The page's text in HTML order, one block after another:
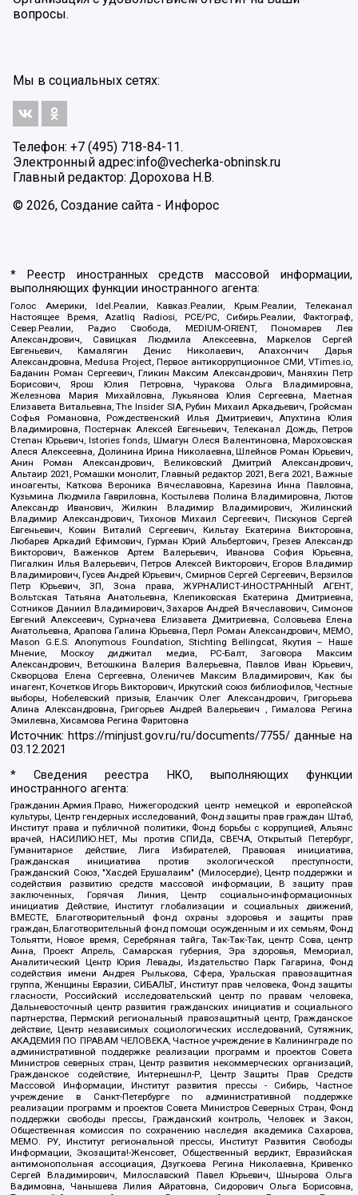
вопросы.
Мы в социальных сетях:
Телефон: +7 (495) 718-84-11.
Электронный адрес:info@vecherka-obninsk.ru
Главный редактор: Дорохова Н.В.
© 2026, Создание сайта - Инфорос
* Реестр иностранных средств массовой информации,
выполняющих функции иностранного агента:
Голос Америки, Idel.Реалии, Кавказ.Реалии, Крым.Реалии, Телеканал
Настоящее Время, Azatliq Radiosi, PCE/PC, Сибирь.Реалии, Фактограф,
Север.Реалии, Радио Свобода, MEDIUM-ORIENT, Пономарев Лев
Александрович, Савицкая Людмила Алексеевна, Маркелов Сергей
Евгеньевич, Камалягин Денис Николаевич, Апахончич Дарья
Александровна, Medusa Project, Первое антикоррупционное СМИ, VTimes.io,
Баданин Роман Сергеевич, Гликин Максим Александрович, Маняхин Петр
Борисович, Ярош Юлия Петровна, Чуракова Ольга Владимировна,
Железнова Мария Михайловна, Лукьянова Юлия Сергеевна, Маетная
Елизавета Витальевна, The Insider SIA, Рубин Михаил Аркадьевич, Гройсман
Софья Романовна, Рождественский Илья Дмитриевич, Апухтина Юлия
Владимировна, Постернак Алексей Евгеньевич, Телеканал Дождь, Петров
Степан Юрьевич, Istories fonds, Шмагун Олеся Валентиновна, Мароховская
Алеся Алексеевна, Долинина Ирина Николаевна, Шлейнов Роман Юрьевич,
Анин Роман Александрович, Великовский Дмитрий Александрович,
Альтаир 2021, Ромашки монолит, Главный редактор 2021, Вега 2021, Важные
иноагенты, Каткова Вероника Вячеславовна, Карезина Инна Павловна,
Кузьмина Людмила Гавриловна, Костылева Полина Владимировна, Лютов
Александр Иванович, Жилкин Владимир Владимирович, Жилинский
Владимир Александрович, Тихонов Михаил Сергеевич, Пискунов Сергей
Евгеньевич, Ковин Виталий Сергеевич, Кильтау Екатерина Викторовна,
Любарев Аркадий Ефимович, Гурман Юрий Альбертович, Грезев Александр
Викторович, Важенков Артем Валерьевич, Иванова София Юрьевна,
Пигалкин Илья Валерьевич, Петров Алексей Викторович, Егоров Владимир
Владимирович, Гусев Андрей Юрьевич, Смирнов Сергей Сергеевич, Верзилов
Петр Юрьевич, ЗП, Зона права, ЖУРНАЛИСТ-ИНОСТРАННЫЙ АГЕНТ,
Вольтская Татьяна Анатольевна, Клепиковская Екатерина Дмитриевна,
Сотников Даниил Владимирович, Захаров Андрей Вячеславович, Симонов
Евгений Алексеевич, Сурначева Елизавета Дмитриевна, Соловьева Елена
Анатольевна, Арапова Галина Юрьевна, Перл Роман Александрович, МЕМО,
Mason G.E.S. Anonymous Foundation, Stichting Bellingcat, Якутия – Наше
Мнение, Москоу диджитал медиа, РС-Балт, Заговора Максим
Александрович, Ветошкина Валерия Валерьевна, Павлов Иван Юрьевич,
Скворцова Елена Сергеевна, Оленичев Максим Владимирович, Как бы
инагент, Кочетков Игорь Викторович, Иркутский союз библиофилов, Честные
выборы, Нобелевский призыв, Еланчик Олег Александрович, Григорьева
Алина Александровна, Григорьев Андрей Валерьевич , Гималова Регина
Эмилевна, Хисамова Регина Фаритовна
Источник: https://minjust.gov.ru/ru/documents/7755/ данные на
03.12.2021
* Сведения реестра НКО, выполняющих функции
иностранного агента:
Гражданин.Армия.Право, Нижегородский центр немецкой и европейской
культуры, Центр гендерных исследований, Фонд защиты прав граждан Штаб,
Институт права и публичной политики, Фонд борьбы с коррупцией, Альянс
врачей, НАСИЛИЮ.НЕТ, Мы против СПИДа, СВЕЧА, Открытый Петербург,
Гуманитарное действие, Лига Избирателей, Правовая инициатива,
Гражданская инициатива против экологической преступности,
Гражданский Союз, "Хасдей Ерушалаим" (Милосердие), Центр поддержки и
содействия развитию средств массовой информации, В защиту прав
заключенных, Горячая Линия, Центр социально-информационных
инициатив Действие, Институт глобализации и социальных движений,
ВМЕСТЕ, Благотворительный фонд охраны здоровья и защиты прав
граждан, Благотворительный фонд помощи осужденным и их семьям, Фонд
Тольятти, Новое время, Серебряная тайга, Так-Так-Так, центр Сова, центр
Анна, Проект Апрель, Самарская губерния, Эра здоровья, Мемориал,
Аналитический Центр Юрия Левады, Издательство Парк Гагарина, Фонд
содействия имени Андрея Рылькова, Сфера, Уральская правозащитная
группа, Женщины Евразии, СИБАЛЬТ, Институт прав человека, Фонд защиты
гласности, Российский исследовательский центр по правам человека,
Дальневосточный центр развития гражданских инициатив и социального
партнерства, Пермский региональный правозащитный центр, Гражданское
действие, Центр независимых социологических исследований, Сутяжник,
АКАДЕМИЯ ПО ПРАВАМ ЧЕЛОВЕКА, Частное учреждение в Калининграде по
административной поддержке реализации программ и проектов Совета
Министров северных стран, Центр развития некоммерческих организаций,
Гражданское содействие, Интернешнл-Р, Центр Защиты Прав Средств
Массовой Информации, Институт развития прессы - Сибирь, Частное
учреждение в Санкт-Петербурге по административной поддержке
реализации программ и проектов Совета Министров Северных Стран, Фонд
поддержки свободы прессы, Гражданский контроль, Человек и Закон,
Общественная комиссия по сохранению наследия академика Сахарова,
МЕМО. РУ, Институт региональной прессы, Институт Развития Свободы
Информации, Экозащита!-Женсовет, Общественный вердикт, Евразийская
антимонопольная ассоциация, Дзугкоева Регина Николаевна, Кривенко
Сергей Владимирович, Милославский Павел Юрьевич, Шнырова Ольга
Вадимовна, Чанышева Лилия Айратовна, Сидорович Ольга Борисовна,